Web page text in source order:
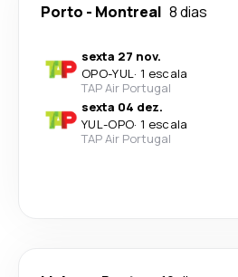
Porto - Montreal 8 dias
sexta 27 nov.
OPO-YUL· 1 escala
TAP Air Portugal
sexta 04 dez.
YUL-OPO· 1 escala
TAP Air Portugal